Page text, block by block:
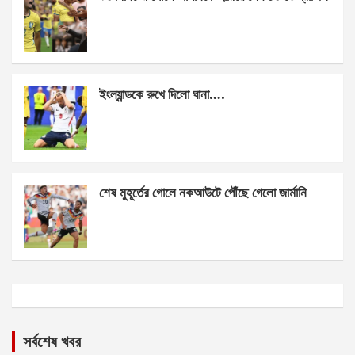
ইংল্যান্ডকে রুখে দিলো ঘানা….
শেষ মুহূর্তের গোলে নকআউটে পৌঁছে গেলো জার্মানি
সর্বশেষ খবর